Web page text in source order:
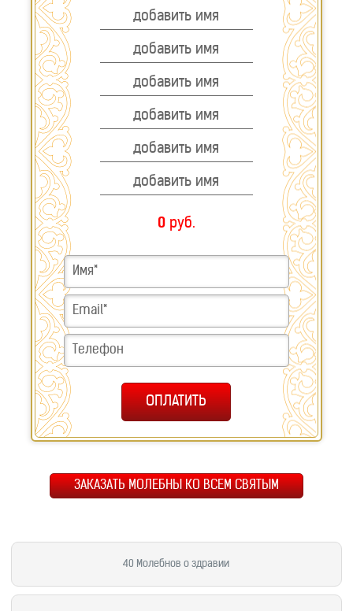
Также заказывают молебен о работе и, чтобы взяли на
хорошую должность мученику Трифону. Молебен о хорошей
работе можно заказать Ангелу Хранителю и своему святому.
Сделать это можно на нашем сайте.
Молебен о помощи в работе заказывают также Пресвятой
Богородице. Если есть неприятности от начальника,
заказывают молебен о благополучии на работе. Если
коснулось сокращение, здесь можно заказать молебен на
новую работу.
0руб.
40 Молебнов о здравии